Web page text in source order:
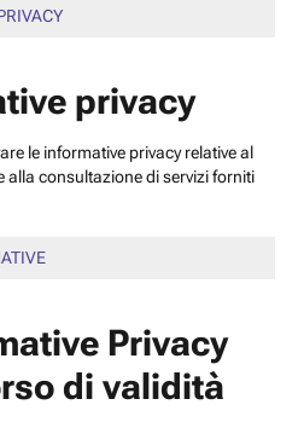
privacy
le informative privacy relative al
alla consultazione di servizi forniti
Privacy
di validità